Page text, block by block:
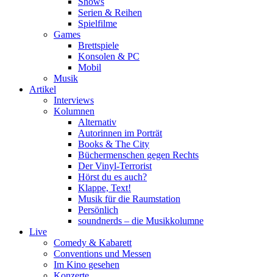
Serien & Reihen
Spielfilme
Games
Brettspiele
Konsolen & PC
Mobil
Musik
Artikel
Interviews
Kolumnen
Alternativ
Autorinnen im Porträt
Books & The City
Büchermenschen gegen Rechts
Der Vinyl-Terrorist
Hörst du es auch?
Klappe, Text!
Musik für die Raumstation
Persönlich
soundnerds – die Musikkolumne
Live
Comedy & Kabarett
Conventions und Messen
Im Kino gesehen